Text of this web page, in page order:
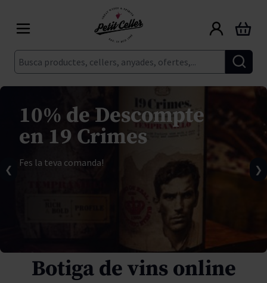
Cerca
Cart
10% de Descompte
en 19 Crimes
Fes la teva comanda!
❮ ❯
Botiga de vins online